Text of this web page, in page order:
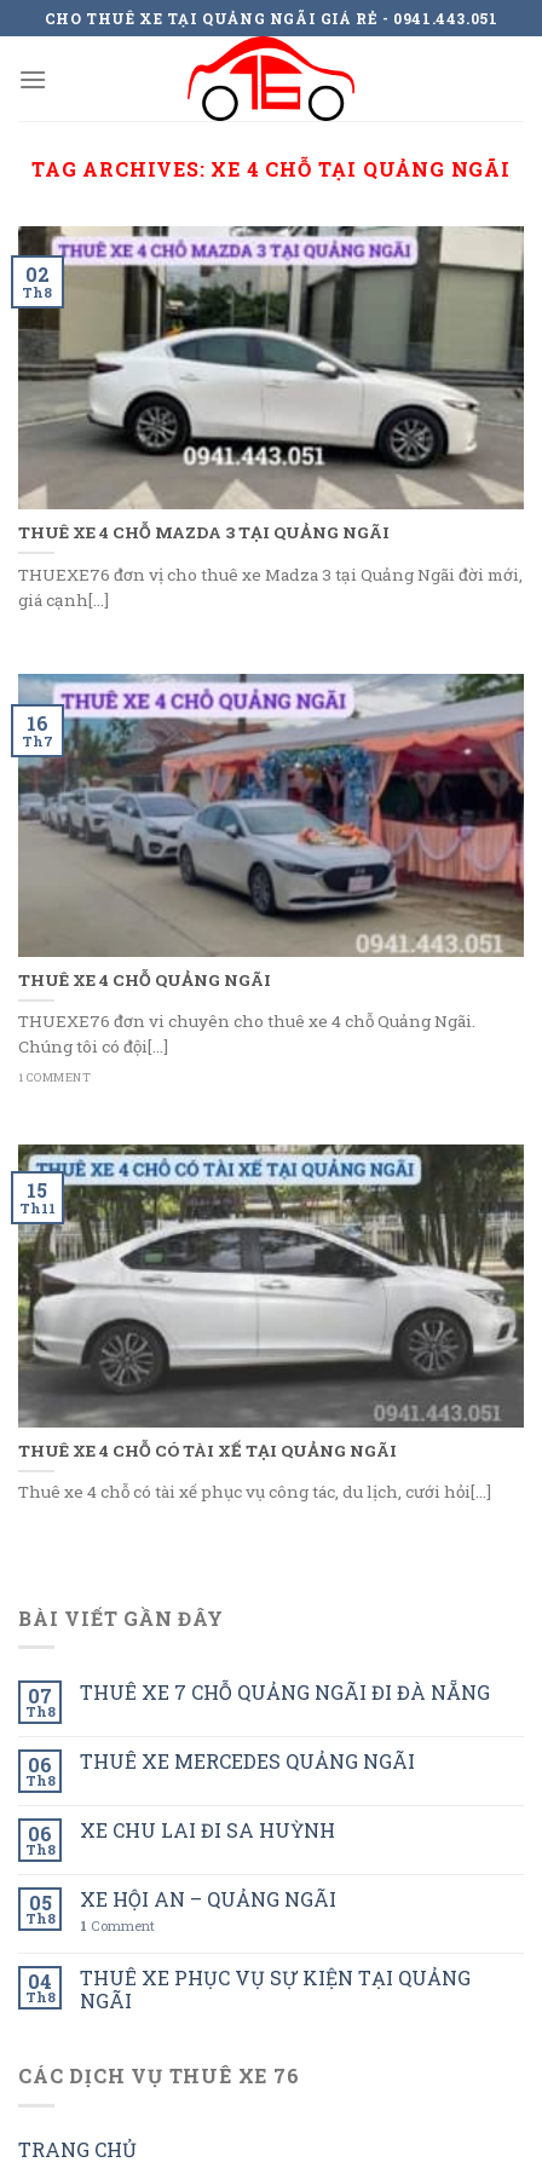
to
content
CHO THUÊ XE TẠI QUẢNG NGÃI GIÁ RẺ - 0941.443.051
TAG ARCHIVES: XE 4 CHỖ TẠI QUẢNG NGÃI
THUÊ XE 4 CHỖ MAZDA 3 TẠI QUẢNG NGÃI
THUEXE76 đơn vị cho thuê xe Madza 3 tại Quảng Ngãi đời mới,
giá cạnh[...]
02
Th8
THUÊ XE 4 CHỖ QUẢNG NGÃI
THUEXE76 đơn vi chuyên cho thuê xe 4 chỗ Quảng Ngãi.
Chúng tôi có đội[...]
1 COMMENT
16
Th7
THUÊ XE 4 CHỖ CÓ TÀI XẾ TẠI QUẢNG NGÃI
Thuê xe 4 chỗ có tài xế phục vụ công tác, du lịch, cưới hỏi[...]
15
Th11
BÀI VIẾT GẦN ĐÂY
07
Th8
THUÊ XE 7 CHỖ QUẢNG NGÃI ĐI ĐÀ NẴNG
06
Th8
THUÊ XE MERCEDES QUẢNG NGÃI
06
Th8
XE CHU LAI ĐI SA HUỲNH
05
Th8
XE HỘI AN – QUẢNG NGÃI
1 Comment
04
Th8
THUÊ XE PHỤC VỤ SỰ KIỆN TẠI QUẢNG
NGÃI
CÁC DỊCH VỤ THUÊ XE 76
TRANG CHỦ